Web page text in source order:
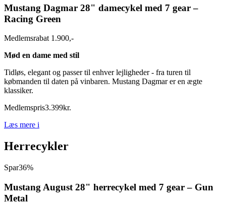
Mustang Dagmar 28" damecykel med 7 gear –
Racing Green
Medlemsrabat 1.900,-
Mød en dame med stil
Tidløs, elegant og passer til enhver lejligheder - fra turen til
købmanden til daten på vinbaren. Mustang Dagmar er en ægte
klassiker.
Medlemspris3.399kr.
Læs mere i
Herrecykler
Spar36%
Mustang August 28" herrecykel med 7 gear – Gun
Metal